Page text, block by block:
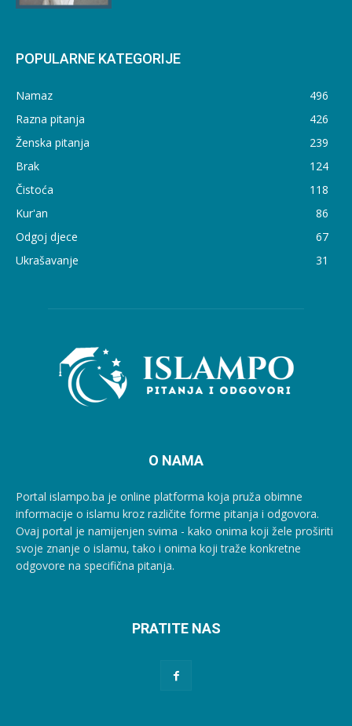
POPULARNE KATEGORIJE
Namaz
496
Razna pitanja
426
Ženska pitanja
239
Brak
124
Čistoća
118
Kur'an
86
Odgoj djece
67
Ukrašavanje
31
O NAMA
Portal islampo.ba je online platforma koja pruža obimne
informacije o islamu kroz različite forme pitanja i odgovora.
Ovaj portal je namijenjen svima - kako onima koji žele proširiti
svoje znanje o islamu, tako i onima koji traže konkretne
odgovore na specifična pitanja.
PRATITE NAS